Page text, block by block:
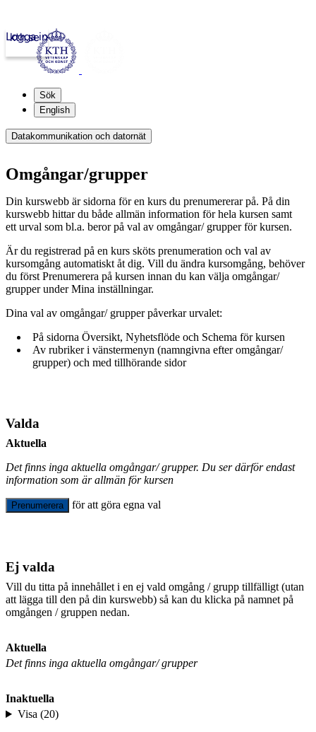
kth.se
Logga in
Sök
English
Datakommunikation och datornät
Omgångar/grupper
Din kurswebb är sidorna för en kurs du prenumererar på. På din
kurswebb hittar du både allmän information för hela kursen samt
ett urval som bl.a. beror på val av omgångar/ grupper för kursen.
Är du registrerad på en kurs sköts prenumeration och val av
kursomgång automatiskt åt dig. Vill du ändra kursomgång, behöver
du först Prenumerera på kursen innan du kan välja omgångar/
grupper under Mina inställningar.
Dina val av omgångar/ grupper påverkar urvalet:
På sidorna Översikt, Nyhetsflöde och Schema för kursen
Av rubriker i vänstermenyn (namngivna efter omgångar/
grupper) och med tillhörande sidor
Valda
Aktuella
Det finns inga aktuella omgångar/ grupper. Du ser därför endast
information som är allmän för kursen
Prenumerera för att göra egna val
Ej valda
Vill du titta på innehållet i en ej vald omgång / grupp tillfälligt (utan
att lägga till den på din kurswebb) så kan du klicka på namnet på
omgången / gruppen nedan.
Aktuella
Det finns inga aktuella omgångar/ grupper
Inaktuella
Visa (20)